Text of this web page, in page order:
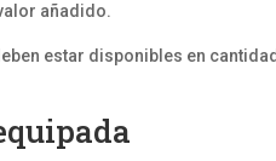
añadido.
estar disponibles en